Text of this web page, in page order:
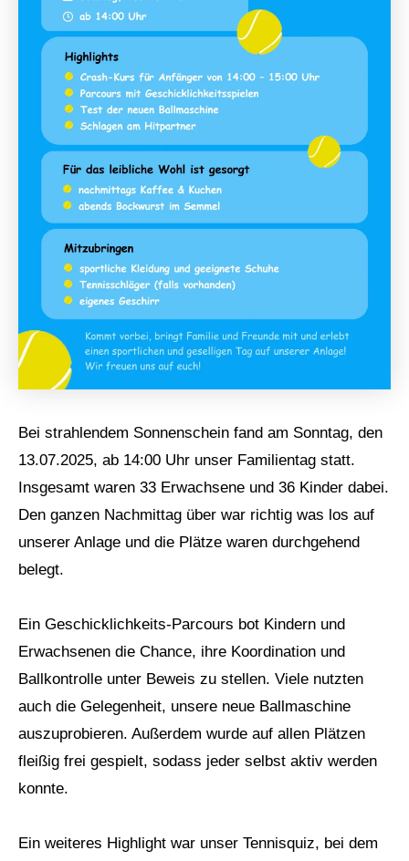
Bei strahlendem Sonnenschein fand am Sonntag, den
13.07.2025, ab 14:00 Uhr unser Familientag statt.
Insgesamt waren 33 Erwachsene und 36 Kinder dabei.
Den ganzen Nachmittag über war richtig was los auf
unserer Anlage und die Plätze waren durchgehend
belegt.
Ein Geschicklichkeits-Parcours bot Kindern und
Erwachsenen die Chance, ihre Koordination und
Ballkontrolle unter Beweis zu stellen. Viele nutzten
auch die Gelegenheit, unsere neue Ballmaschine
auszuprobieren. Außerdem wurde auf allen Plätzen
fleißig frei gespielt, sodass jeder selbst aktiv werden
konnte.
Ein weiteres Highlight war unser Tennisquiz, bei dem